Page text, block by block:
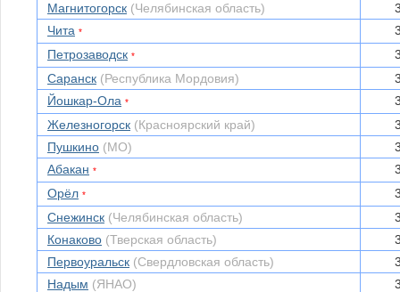
Магнитогорск (Челябинская область)
Чита *
Петрозаводск *
Саранск (Республика Мордовия)
Йошкар-Ола *
Железногорск (Красноярский край)
Пушкино (МО)
Абакан *
Орёл *
Снежинск (Челябинская область)
Конаково (Тверская область)
Первоуральск (Свердловская область)
Надым (ЯНАО)